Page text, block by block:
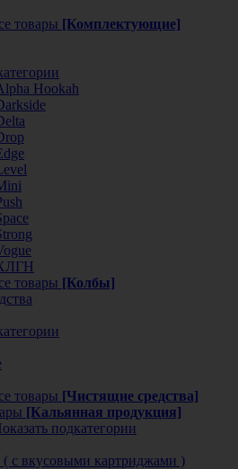
товары [Комплектующие]
Hookah
товары [Колбы]
товары [Чистящие средства]
[Кальянная продукция]
подкатегории
( с вкусовыми картриджами )